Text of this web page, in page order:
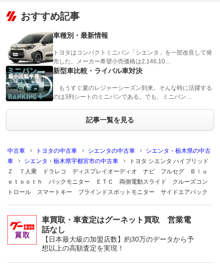
おすすめ記事
車種別・最新情報
トヨタはコンパクトミニバン「シエンタ」を一部改良して発
売した。メーカー希望小売価格は2,146,10…
新型車比較・ライバル車対決
もうすぐ夏のレジャーシーズン到来。そんな時に活躍する
のは3列シートのミニバンである。でも、ミニバン…
記事一覧を見る
中古車 トヨタの中古車 シエンタの中古車
シエンタ・栃木県の中古
車
シエンタ・栃木県宇都宮市の中古車
トヨタ シエンタ ハイブリッド
Ｚ ７人乗 ドラレコ ディスプレイオーディオ ナビ フルセグ Ｂｌｕ
ｅｔｏｏｔｈ バックモニター ＥＴＣ 両側電動スライド クルーズコン
トロール スマートキー ブラインドスポットモニター サイドエアバック
車買取・車査定はグーネット買取 営業電
話なし
【日本最大級の加盟店数】約30万のデータから予
想以上の高額査定を実現！